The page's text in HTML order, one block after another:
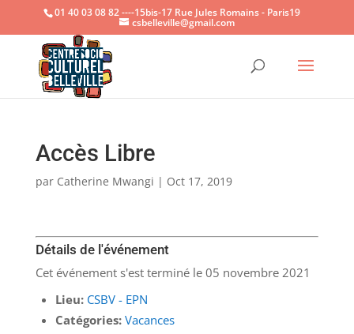
Ouvrir
01 40 03 08 82 ----15bis-17 Rue Jules Romains - Paris19
csbelleville@gmail.com
Accès Libre
par Catherine Mwangi | Oct 17, 2019
Détails de l'événement
Cet événement s'est terminé le 05 novembre 2021
Lieu: CSBV - EPN
Catégories: Vacances